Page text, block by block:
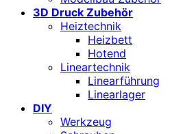
3D Druck Zubehör
Heiztechnik
Heizbett
Hotend
Lineartechnik
Linearführung
Linearlager
DIY
Werkzeug